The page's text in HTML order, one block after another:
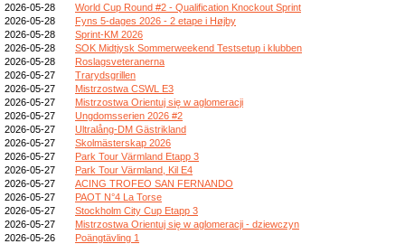
2026-05-28
World Cup Round #2 - Qualification Knockout Sprint
2026-05-28
Fyns 5-dages 2026 - 2 etape i Højby
2026-05-28
Sprint-KM 2026
2026-05-28
SOK Midtjysk Sommerweekend Testsetup i klubben
2026-05-28
Roslagsveteranerna
2026-05-27
Trarydsgrillen
2026-05-27
Mistrzostwa CSWL E3
2026-05-27
Mistrzostwa Orientuj się w aglomeracji
2026-05-27
Ungdomsserien 2026 #2
2026-05-27
Ultralång-DM Gästrikland
2026-05-27
Skolmästerskap 2026
2026-05-27
Park Tour Värmland Etapp 3
2026-05-27
Park Tour Värmland, Kil E4
2026-05-27
ACING TROFEO SAN FERNANDO
2026-05-27
PAOT N°4 La Torse
2026-05-27
Stockholm City Cup Etapp 3
2026-05-27
Mistrzostwa Orientuj się w aglomeracji - dziewczyn
2026-05-26
Poängtävling 1